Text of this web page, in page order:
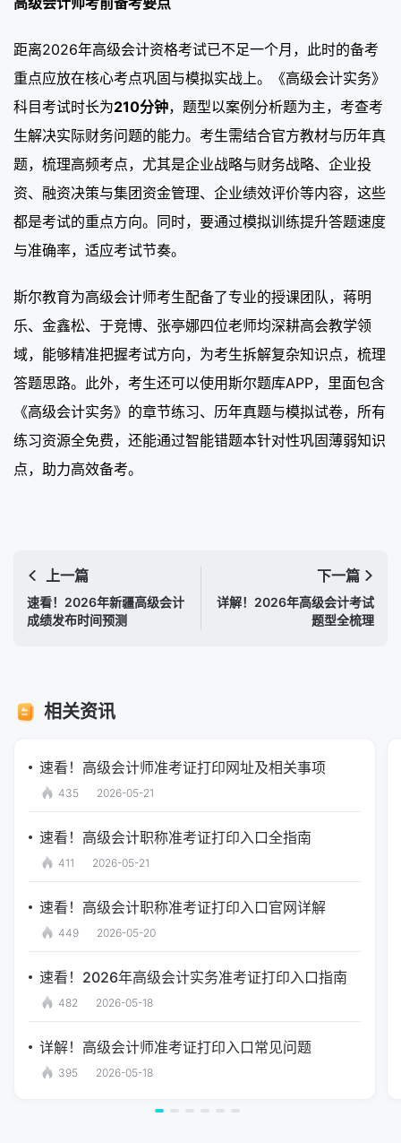
距离2026年高级会计资格考试已不足一个月，此时的备考
重点应放在核心考点巩固与模拟实战上。《高级会计实务》
科目考试时长为210分钟，题型以案例分析题为主，考查考
生解决实际财务问题的能力。考生需结合官方教材与历年真
题，梳理高频考点，尤其是企业战略与财务战略、企业投
资、融资决策与集团资金管理、企业绩效评价等内容，这些
都是考试的重点方向。同时，要通过模拟训练提升答题速度
与准确率，适应考试节奏。
斯尔教育为高级会计师考生配备了专业的授课团队，蒋明
乐、金鑫松、于竞博、张亭娜四位老师均深耕高会教学领
域，能够精准把握考试方向，为考生拆解复杂知识点，梳理
答题思路。此外，考生还可以使用斯尔题库APP，里面包含
《高级会计实务》的章节练习、历年真题与模拟试卷，所有
练习资源全免费，还能通过智能错题本针对性巩固薄弱知识
点，助力高效备考。
上一篇
速看！2026年新疆高级会计
成绩发布时间预测
下一篇
详解！2026年高级会计考试
题型全梳理
相关资讯
速看！高级会计师准考证打印网址及相关事项
435 2026-05-21
速看！高级会计职称准考证打印入口全指南
411 2026-05-21
速看！高级会计职称准考证打印入口官网详解
449 2026-05-20
速看！2026年高级会计实务准考证打印入口指南
482 2026-05-18
详解！高级会计师准考证打印入口常见问题
395 2026-05-18